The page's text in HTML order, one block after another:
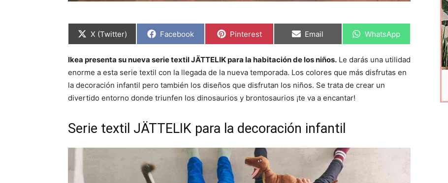
C
a
r
t
i
e
X (Twitter) C
p
a
r
t
i
e
Facebook C
a
r
t
i
e
Pinterest C
p
a
r
t
i
e
Email C
a
r
t
i
WhatsApp
Ikea presenta su nueva serie textil JÄTTELIK para la habitación de los niños. Le darás una utilidad
enorme a esta serie textil con la llegada de la nueva temporada. Los colores que más disfrutas en
la decoración infantil pero también los diseños que disfrutan los niños. Se trata de crear un
divertido entorno donde triunfen los dinosaurios y brontosaurios ¡te va a encantar!
Serie textil JÄTTELIK para la decoración infantil